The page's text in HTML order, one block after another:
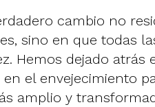
cambio no
sino en que todas
Hemos dejado atrás
el envejecimiento
amplio y